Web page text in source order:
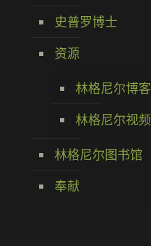
史普罗博士
资源
林格尼尔博客
林格尼尔视频
林格尼尔图书馆
奉献